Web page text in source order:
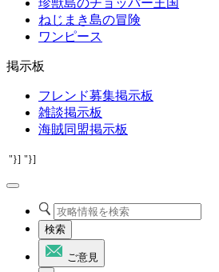
珍獣島のチョッパー王国
ねじまき島の冒険
ワンピース
掲示板
フレンド募集掲示板
雑談掲示板
海賊同盟掲示板
"}] "}]
検索
ご意見